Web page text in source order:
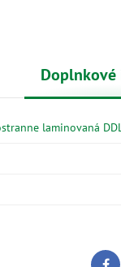
laminovaná